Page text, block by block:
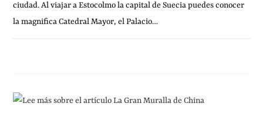
ciudad. Al viajar a Estocolmo la capital de Suecia puedes conocer
la magnifica Catedral Mayor, el Palacio…